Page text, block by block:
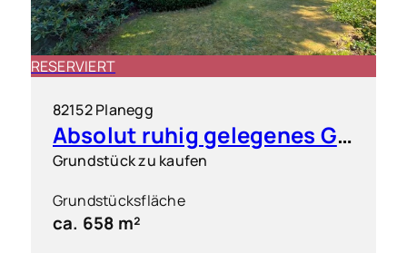
RESERVIERT
82152 Planegg
Absolut ruhig gelegenes Grundstück in exklusiver Wohnlage
Grundstück zu kaufen
Grundstücksfläche
ca. 658 m²